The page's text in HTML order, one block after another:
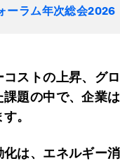
ーラム年次総会2026
コストの上昇、グ
課題の中で、企業
。
は、エネルギー